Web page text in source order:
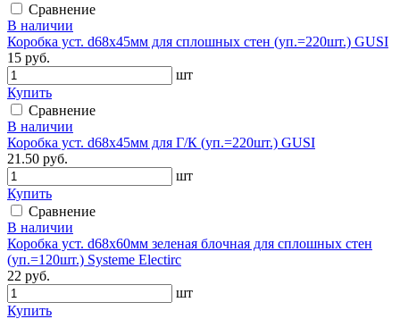
Сравнение
В наличии
Коробка уст. d68х45мм для сплошных стен (уп.=220шт.) GUSI
15 руб.
шт
Купить
Сравнение
В наличии
Коробка уст. d68х45мм для Г/К (уп.=220шт.) GUSI
21.50 руб.
шт
Купить
Сравнение
В наличии
Коробка уст. d68х60мм зеленая блочная для сплошных стен
(уп.=120шт.) Systeme Electirc
22 руб.
шт
Купить